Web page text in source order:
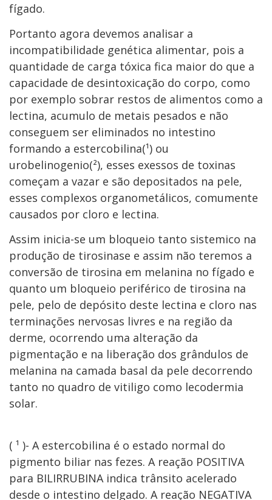
fígado.
Portanto agora devemos analisar a
incompatibilidade genética alimentar, pois a
quantidade de carga tóxica fica maior do que a
capacidade de desintoxicação do corpo, como
por exemplo sobrar restos de alimentos como a
lectina, acumulo de metais pesados e não
conseguem ser eliminados no intestino
formando a estercobilina(¹) ou
urobelinogenio(²), esses exessos de toxinas
começam a vazar e são depositados na pele,
esses complexos organometálicos, comumente
causados por cloro e lectina.
Assim inicia-se um bloqueio tanto sistemico na
produção de tirosinase e assim não teremos a
conversão de tirosina em melanina no fígado e
quanto um bloqueio periférico de tirosina na
pele, pelo de depósito deste lectina e cloro nas
terminações nervosas livres e na região da
derme, ocorrendo uma alteração da
pigmentação e na liberação dos grândulos de
melanina na camada basal da pele decorrendo
tanto no quadro de vitiligo como lecodermia
solar.
( ¹ )- A estercobilina é o estado normal do
pigmento biliar nas fezes. A reação POSITIVA
para BILIRRUBINA indica trânsito acelerado
desde o intestino delgado. A reação NEGATIVA